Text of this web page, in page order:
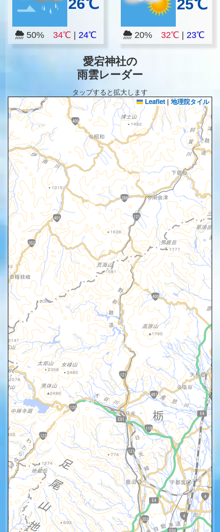
26℃
50% 34℃ 24℃
25℃
20% 32℃ |23℃
愛宕神社の
雨雲レーダー
タップすると拡大します
Leaflet | 地理院タイル